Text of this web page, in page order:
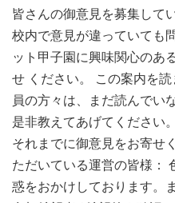
皆さんの御意見を募集して
校内で意見が違っていても
ット甲子園に興味関心のあ
せ ください。 この案内を
員の方々は、まだ読んでい
是非教えてあげてください
それまでに御意見をお寄せ
ただいている運営の皆様：
惑をおかけしております。